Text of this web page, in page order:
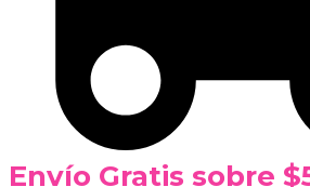
Envío Gratis sobre